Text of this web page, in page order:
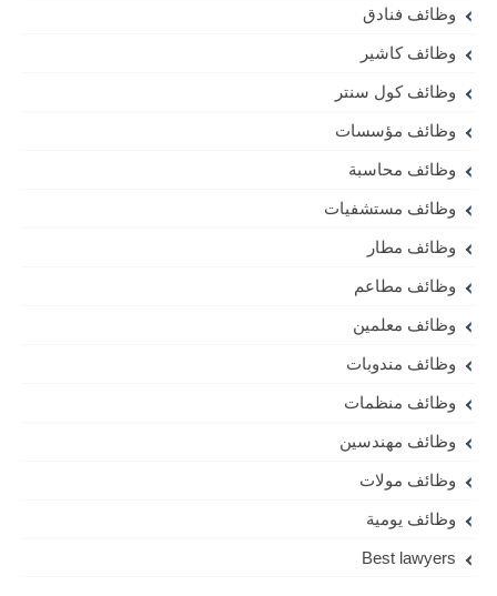
وظائف فنادق
وظائف كاشير
وظائف كول سنتر
وظائف مؤسسات
وظائف محاسبة
وظائف مستشفيات
وظائف مطار
وظائف مطاعم
وظائف معلمين
وظائف مندوبات
وظائف منظمات
وظائف مهندسين
وظائف مولات
وظائف يومية
Best lawyers